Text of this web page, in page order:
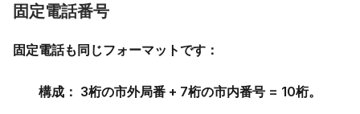
固定電話番号
固定電話も同じフォーマットです：
構成： 3桁の市外局番 + 7桁の市内番号 = 10桁。